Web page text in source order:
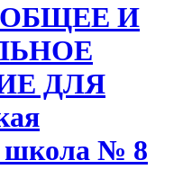
И
ДЛЯ
школа № 8